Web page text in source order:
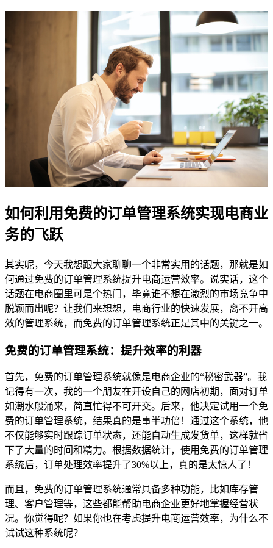
如何利用免费的订单管理系统实现电商业
务的飞跃
其实呢，今天我想跟大家聊聊一个非常实用的话题，那就是如
何通过免费的订单管理系统提升电商运营效率。说实话，这个
话题在电商圈里可是个热门，毕竟谁不想在激烈的市场竞争中
脱颖而出呢？让我们来想想，电商行业的快速发展，离不开高
效的管理系统，而免费的订单管理系统正是其中的关键之一。
免费的订单管理系统：提升效率的利器
首先，免费的订单管理系统就像是电商企业的“秘密武器”。我
记得有一次，我的一个朋友在开设自己的网店初期，面对订单
如潮水般涌来，简直忙得不可开交。后来，他决定试用一个免
费的订单管理系统，结果真的是事半功倍！通过这个系统，他
不仅能够实时跟踪订单状态，还能自动生成发货单，这样就省
下了大量的时间和精力。根据数据统计，使用免费的订单管理
系统后，订单处理效率提升了30%以上，真的是太惊人了！
而且，免费的订单管理系统通常具备多种功能，比如库存管
理、客户管理等，这些都能帮助电商企业更好地掌握经营状
况。你觉得呢？如果你也在考虑提升电商运营效率，为什么不
试试这种系统呢？